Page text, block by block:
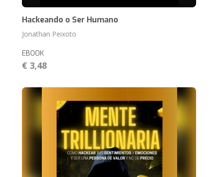
Hackeando o Ser Humano
Jonathan Peixoto
EBOOK
€ 3,48